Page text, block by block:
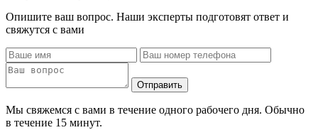
Опишите ваш вопрос. Наши эксперты подготовят ответ и
свяжутся с вами
Отправить
Мы свяжемся с вами в течение одного рабочего дня. Обычно
в течение 15 минут.